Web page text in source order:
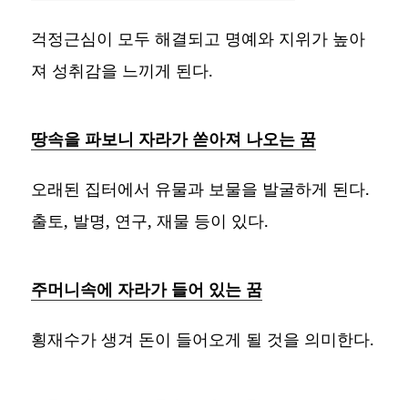
걱정근심이 모두 해결되고 명예와 지위가 높아
져 성취감을 느끼게 된다.
땅속을 파보니 자라가 쏟아져 나오는 꿈
오래된 집터에서 유물과 보물을 발굴하게 된다.
출토, 발명, 연구, 재물 등이 있다.
주머니속에 자라가 들어 있는 꿈
횡재수가 생겨 돈이 들어오게 될 것을 의미한다.